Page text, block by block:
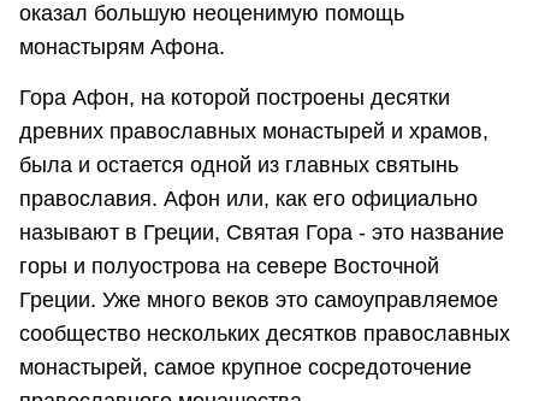
оказал большую неоценимую помощь
монастырям Афона.
Гора Афон, на которой построены десятки
древних православных монастырей и храмов,
была и остается одной из главных святынь
православия. Афон или, как его официально
называют в Греции, Святая Гора - это название
горы и полуострова на севере Восточной
Греции. Уже много веков это самоуправляемое
сообщество нескольких десятков православных
монастырей, самое крупное сосредоточение